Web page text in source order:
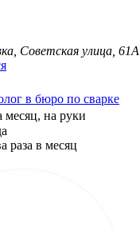
Советская улица, 61А
в бюро по сварке
месяц, на руки
раза в месяц